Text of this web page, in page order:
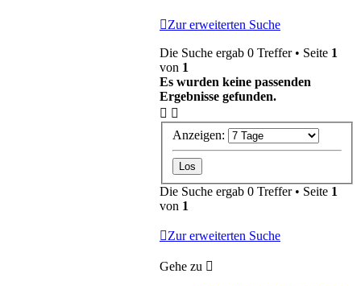
Zur erweiterten Suche
Die Suche ergab 0 Treffer • Seite 1
von 1
Es wurden keine passenden
Ergebnisse gefunden.
Anzeigen:
Die Suche ergab 0 Treffer • Seite 1
von 1
Zur erweiterten Suche
Gehe zu